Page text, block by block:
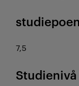
7,5
Studienivå